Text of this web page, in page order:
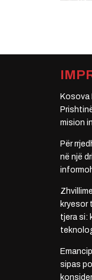
Kosova
mision
Për
në një
kryesor
tjera si:
sipas